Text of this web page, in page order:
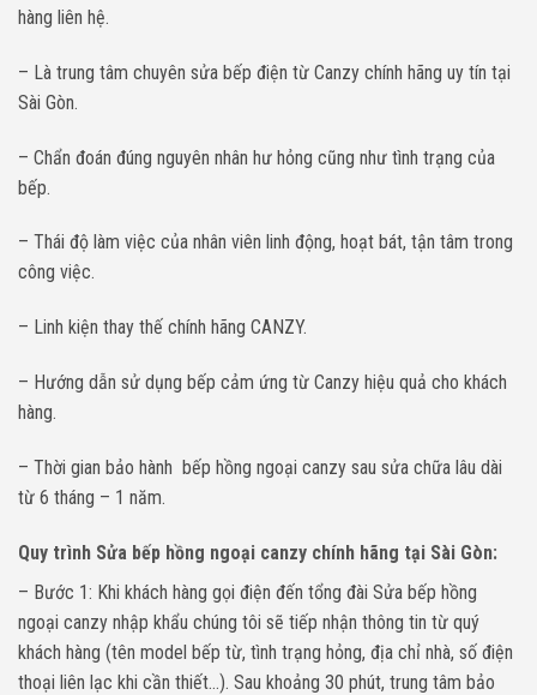
hàng liên hệ.
– Là trung tâm chuyên sửa bếp điện từ Canzy chính hãng uy tín tại
Sài Gòn.
– Chẩn đoán đúng nguyên nhân hư hỏng cũng như tình trạng của
bếp.
– Thái độ làm việc của nhân viên linh động, hoạt bát, tận tâm trong
công việc.
– Linh kiện thay thế chính hãng CANZY.
– Hướng dẫn sử dụng bếp cảm ứng từ Canzy hiệu quả cho khách
hàng.
– Thời gian bảo hành bếp hồng ngoại canzy sau sửa chữa lâu dài
từ 6 tháng – 1 năm.
Quy trình Sửa bếp hồng ngoại canzy chính hãng tại Sài Gòn:
– Bước 1: Khi khách hàng gọi điện đến tổng đài Sửa bếp hồng
ngoại canzy nhập khẩu chúng tôi sẽ tiếp nhận thông tin từ quý
khách hàng (tên model bếp từ, tình trạng hỏng, địa chỉ nhà, số điện
thoại liên lạc khi cần thiết…). Sau khoảng 30 phút, trung tâm bảo